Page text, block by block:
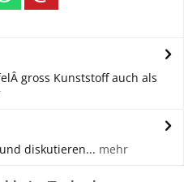
gross Kunststoff auch als
diskutieren... mehr